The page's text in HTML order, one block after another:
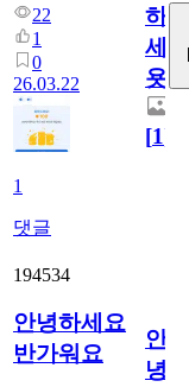
22
1
0
26.03.22
1
댓글
하
세
욧!!
[1]
194534
안녕하세요
반가워요
안
녕